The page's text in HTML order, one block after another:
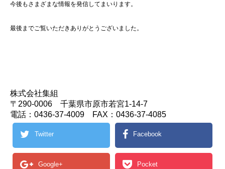
今後もさまざまな情報を発信してまいります。
最後までご覧いただきありがとうございました。
株式会社集組
〒290-0006 千葉県市原市若宮1-14-7
電話：0436-37-4009 FAX：0436-37-4085
Twitter Facebook
Google+ Pocket